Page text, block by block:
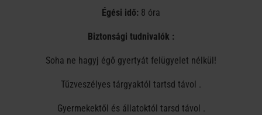
Égési idő: 8 óra
Biztonsági tudnivalók :
Soha ne hagyj égő gyertyát felügyelet nélkül!
Tűzveszélyes tárgyaktól tartsd távol .
Gyermekektől és állatoktól tarsd távol .